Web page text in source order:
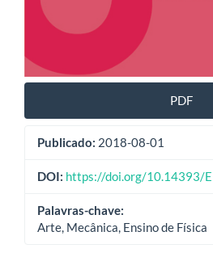
PDF
Publicado: 2018-08-01
DOI: https://doi.org/10.14393/
Palavras-chave:
Arte, Mecânica, Ensino de Física